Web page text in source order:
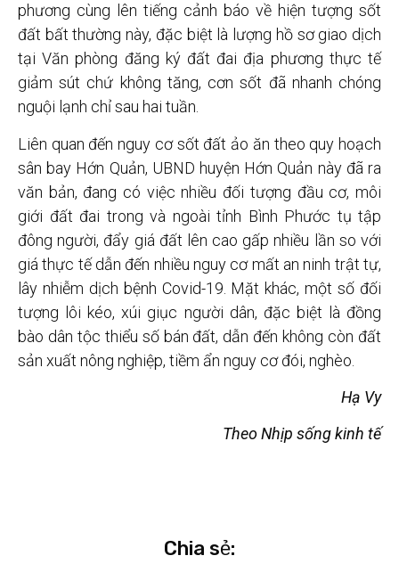
phương cùng lên tiếng cảnh báo về hiện tượng sốt
đất bất thường này, đặc biệt là lượng hồ sơ giao dịch
tại Văn phòng đăng ký đất đai địa phương thực tế
giảm sút chứ không tăng, cơn sốt đã nhanh chóng
nguội lạnh chỉ sau hai tuần.
Liên quan đến nguy cơ sốt đất ảo ăn theo quy hoạch
sân bay Hớn Quản, UBND huyện Hớn Quản này đã ra
văn bản, đang có việc nhiều đối tượng đầu cơ, môi
giới đất đai trong và ngoài tỉnh Bình Phước tụ tập
đông người, đẩy giá đất lên cao gấp nhiều lần so với
giá thực tế dẫn đến nhiều nguy cơ mất an ninh trật tự,
lây nhiễm dịch bệnh Covid-19. Mặt khác, một số đối
tượng lôi kéo, xúi giục người dân, đặc biệt là đồng
bào dân tộc thiểu số bán đất, dẫn đến không còn đất
sản xuất nông nghiệp, tiềm ẩn nguy cơ đói, nghèo.
Hạ Vy
Theo Nhịp sống kinh tế
Chia sẻ: